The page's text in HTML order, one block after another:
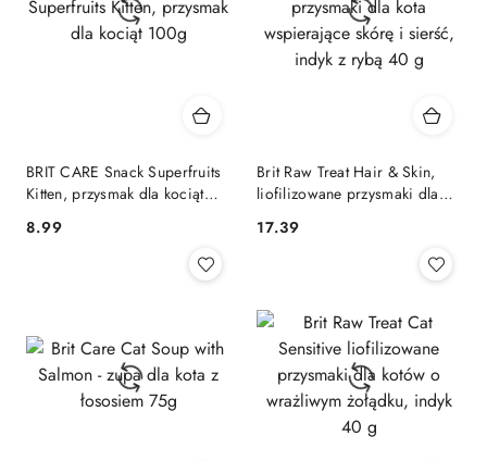
BRIT CARE Snack Superfruits
Kitten, przysmak dla kociąt
Cena:
8.99
Brit Raw Treat Hair & Skin,
liofilizowane przysmaki dla
sierść, indyk z rybą 40 g
Cena:
17.39